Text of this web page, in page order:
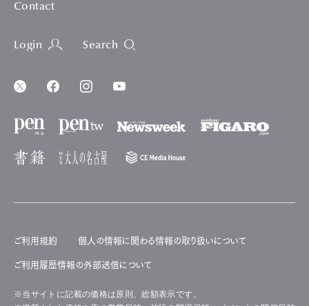
Contact
Login Search
ご利用規約 個人の情報に関わる情報の取り扱いについて
ご利用履歴情報の外部送信について
※当サイトに記載の価格は原則、総額表示です。